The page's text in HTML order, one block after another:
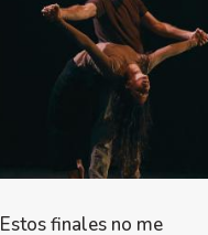
Estos finales no me